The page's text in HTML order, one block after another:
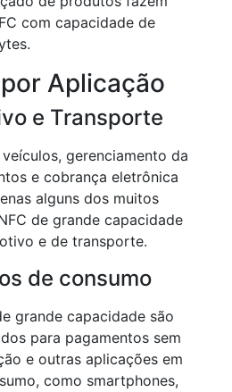
com capacidade de
Aplicação
e Transporte
gerenciamento da
e cobrança eletrônica
alguns dos muitos
de grande capacidade
e de transporte.
de consumo
grande capacidade são
para pagamentos sem
e outras aplicações em
como smartphones,